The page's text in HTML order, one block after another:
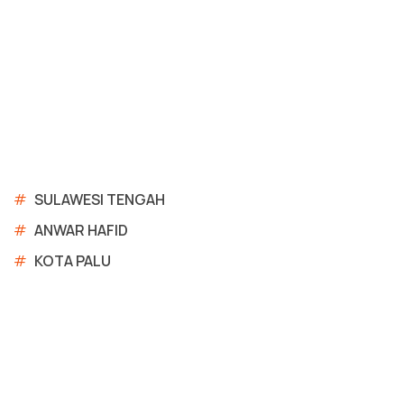
# SULAWESI TENGAH
# ANWAR HAFID
# KOTA PALU